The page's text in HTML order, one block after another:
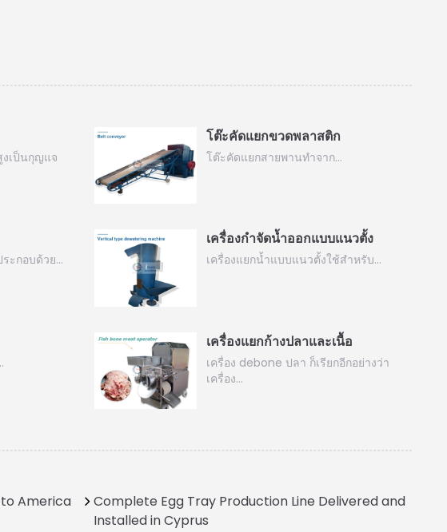
งเป็นกุญแจ
โต๊ะคัดแยกขวดพลาสติก
โต๊ะคัดแยกสายพานทำจาก…
ะกอบด้วย…
เครื่องกำจัดน้ำออกแบบแนวตั้ง
เครื่องแยกน้ำแบบแนวตั้งใช้สำหรับ…
เครื่องแยกก้างปลาและเนื้อ
เครื่อง debone ปลา ก็เรียกอีกอย่างว่า
เครื่อง…
America
Complete Egg Tray Production Line Delivered and
Installed in Cyprus